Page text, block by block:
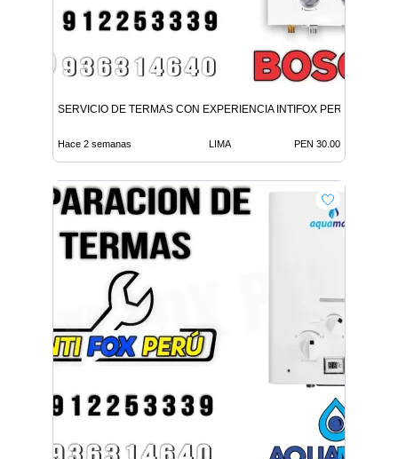
SERVICIO DE TERMAS CON EXPERIENCIA INTIFOX PERU EN
Hace 2 semanas LIMA PEN 30.00